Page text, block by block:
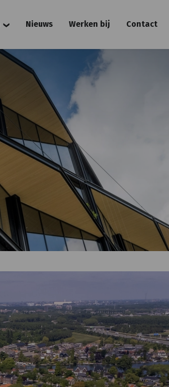
Nieuws Werken bij Contact